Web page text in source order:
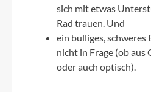
sich mit etwas
Rad trauen. Und
ein bulliges, schweres
nicht in Frage (ob aus
oder auch optisch).